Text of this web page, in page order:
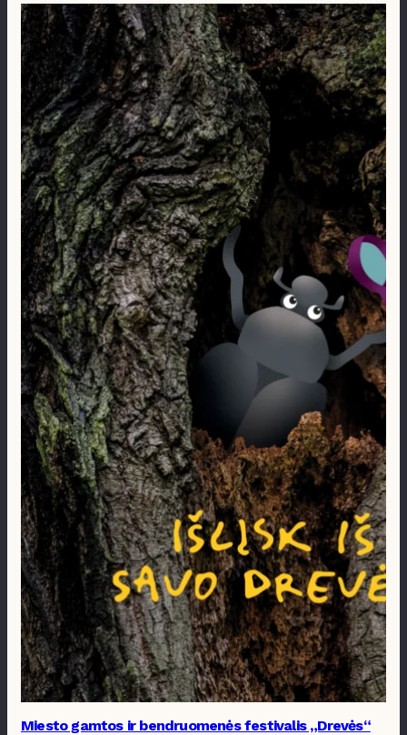
Miesto gamtos ir bendruomenės festivalis „Drevės“